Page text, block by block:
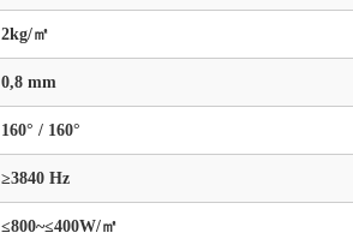
2kg/㎡
0,8 mm
160° / 160°
≥3840 Hz
≤800~≤400W/㎡